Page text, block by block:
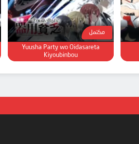
مكتمل
Yuusha Party wo Oidasareta
Kiyoubinbou